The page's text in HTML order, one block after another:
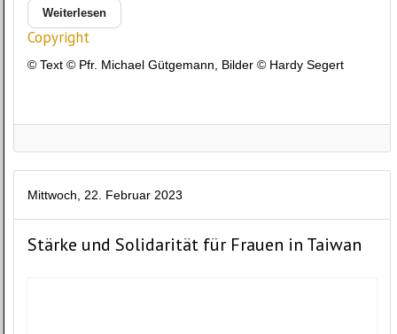
Weiterlesen
Copyright
© Text © Pfr. Michael Gütgemann, Bilder © Hardy Segert
Mittwoch, 22. Februar 2023
Stärke und Solidarität für Frauen in Taiwan